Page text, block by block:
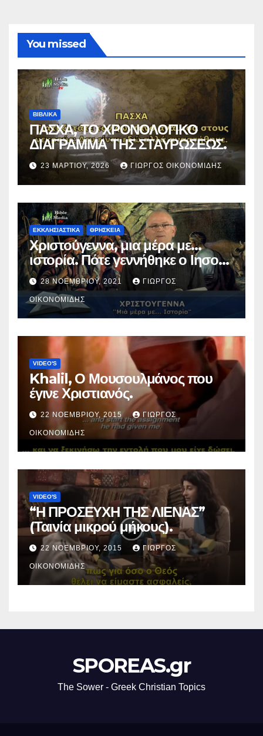
You missed
ΒΙΒΛΙΚΑ
ΠΑΣΧΑ, ΤΟ ΧΡΟΝΟΛΟΓΙΚΟ
ΔΙΑΓΡΑΜΜΑ ΤΗΣ ΣΤΑΥΡΩΣΕΩΣ.
23 ΜΑΡΤΊΟΥ, 2026 ΓΙΏΡΓΟΣ ΟΙΚΟΝΟΜΊΔΗΣ
ΕΚΚΛΗΣΙΑΣΤΙΚΑ ΘΡΗΣΚΕΙΑ
Χριστούγεννα, μια μέρα με…
ιστορία. Πότε γεννήθηκε ο Ιησούς
Χριστός; (Βίντεο).
28 ΝΟΕΜΒΡΊΟΥ, 2021 ΓΙΏΡΓΟΣ
ΟΙΚΟΝΟΜΊΔΗΣ
VIDEO'S
Khalil, Ο Μουσουλμάνος που
έγινε Χριστιανός.
22 ΝΟΕΜΒΡΊΟΥ, 2015 ΓΙΏΡΓΟΣ
ΟΙΚΟΝΟΜΊΔΗΣ
VIDEO'S
“Η ΠΡΟΣΕΥΧΗ ΤΗΣ ΛΙΕΝΑΣ”
(Ταινία μικρού μήκους).
22 ΝΟΕΜΒΡΊΟΥ, 2015 ΓΙΏΡΓΟΣ
ΟΙΚΟΝΟΜΊΔΗΣ
SPOREAS.gr
The Sower - Greek Christian Topics